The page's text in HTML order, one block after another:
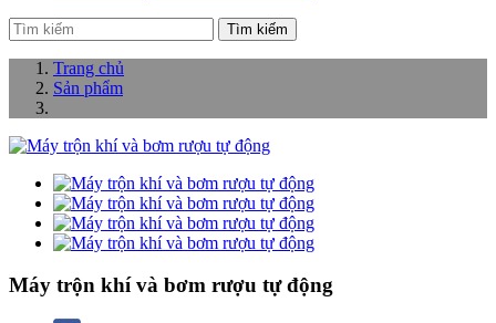
Tìm kiếm
Trang chủ
Sản phẩm
Máy trộn khí và bơm rượu tự động